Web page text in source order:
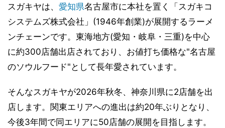
スガキヤは、 愛知県名古屋市に本社を置く「スガキコ
システムズ株式会社」(1946年創業)が展開するラーメ
ンチェーンです。東海地方(愛知・岐阜・三重)を中心
に約300店舗出店されており、お値打ち価格な"名古屋
のソウルフード"として長年愛されています。
そんなスガキヤが2026年秋冬、神奈川県に2店舗を出
店します。関東エリアへの進出は約20年ぶりとなり、
今後3年間で同エリアに50店舗の展開を目指します。